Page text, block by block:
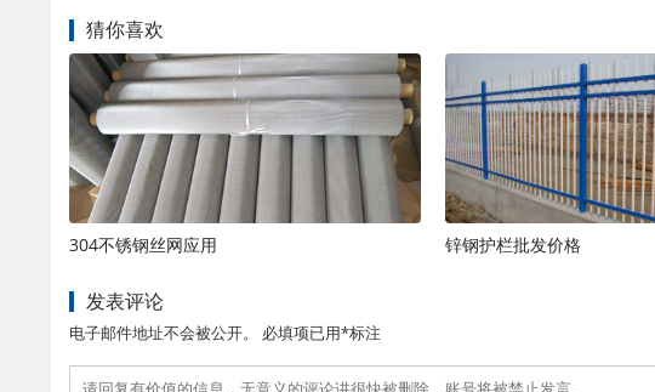
猜你喜欢
304不锈钢丝网应用 锌钢护栏批发价格
发表评论
电子邮件地址不会被公开。 必填项已用*标注